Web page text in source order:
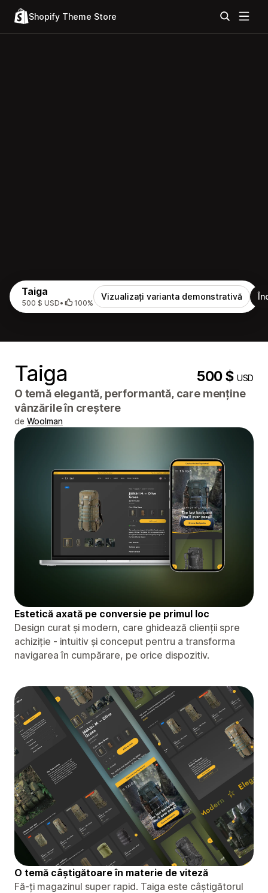
Shopify Theme Store
Taiga
500 $ USD• 100%
Vizualizați varianta demonstrativă
Taiga 500 $USD
O temă elegantă, performantă, care menține
vânzările în creștere
de Woolman
Estetică axată pe conversie pe primul loc
Design curat și modern, care ghidează clienții spre
achiziție - intuitiv și conceput pentru a transforma
navigarea în cumpărare, pe orice dispozitiv.
O temă câștigătoare în materie de viteză
Fă-ți magazinul super rapid. Taiga este câștigătorul